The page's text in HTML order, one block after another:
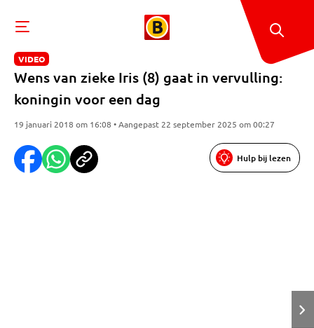
VIDEO
Wens van zieke Iris (8) gaat in vervulling:
koningin voor een dag
19 januari 2018 om 16:08 • Aangepast 22 september 2025 om 00:27
Hulp bij lezen